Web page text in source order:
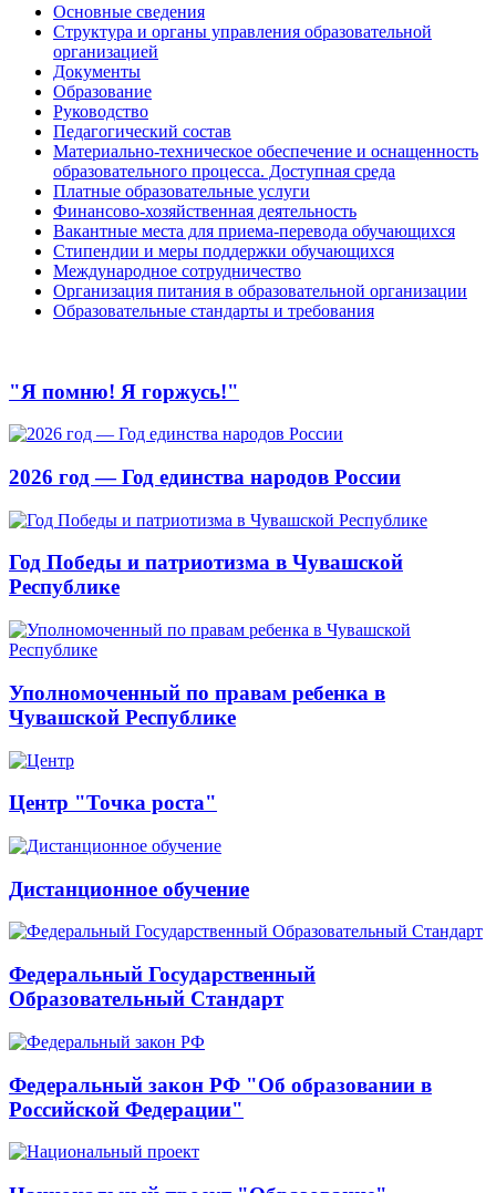
Основные сведения
Структура и органы управления образовательной
организацией
Документы
Образование
Руководство
Педагогический состав
Материально-техническое обеспечение и оснащенность
образовательного процесса. Доступная среда
Платные образовательные услуги
Финансово-хозяйственная деятельность
Вакантные места для приема-перевода обучающихся
Стипендии и меры поддержки обучающихся
Международное сотрудничество
Организация питания в образовательной организации
Образовательные стандарты и требования
"Я помню! Я горжусь!"
2026 год — Год единства народов России
Год Победы и патриотизма в Чувашской
Республике
Уполномоченный по правам ребенка в
Чувашской Республике
Центр "Точка роста"
Дистанционное обучение
Федеральный Государственный
Образовательный Стандарт
Федеральный закон РФ "Об образовании в
Российской Федерации"